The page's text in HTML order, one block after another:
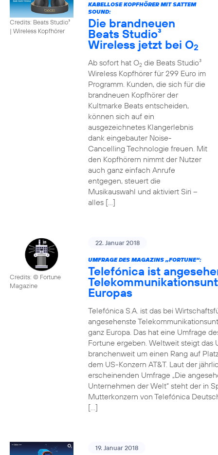
Credits: Beats Studio³
| Wireless Kopfhörer
KABELLOSE KOPFHÖRER MIT SATTEM
SOUND:
Die brandneuen
Beats Studio³
Wireless jetzt bei O2
Ab sofort hat O2die Beats Studio³
Wireless Kopfhörer für 299 Euro im
Programm. Kunden, die sich für die
brandneuen Kopfhörer der
Kultmarke Beats entscheiden,
können sich auf ein
ausgezeichnetes Klangerlebnis
dank eingebauter Noise-
Cancelling Technologie freuen. Mit
den Kopfhörern nimmt der Nutzer
auch ganz einfach Anrufe
entgegen, steuert die
Musikauswahl und aktiviert Siri –
alles […]
Credits: © Fortune
Magazine
22. Januar 2018
UMFRAGE DES MAGAZINS „FORTUNE“:
Telefónica ist
Europas
Telefónica S.A. ist das bei
angesehenste
ganz Europa. Das hat eine Umfrage
Fortune ergeben. Weltweit steigt das
branchenweit um einen Rang auf
dem US-Konzern AT&T. Laut der
erscheinenden Umfrage „Die
Unternehmen der Welt“ steht der in
Mutterkonzern von Telefónica
[…]
19. Januar 2018